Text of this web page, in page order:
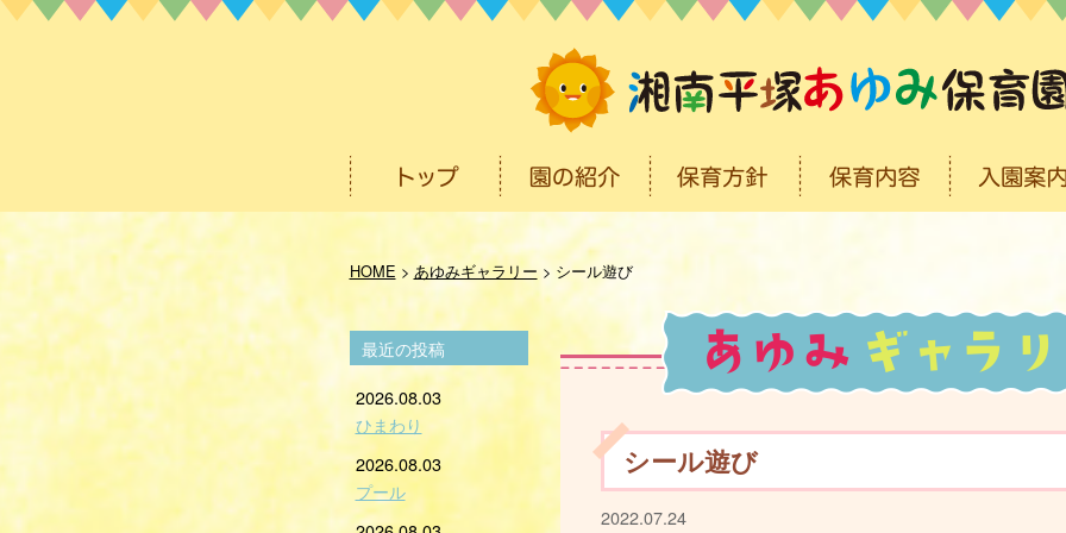
HOME > あゆみギャラリー> シール遊び
シール遊び
2022.07.24
最近の投稿
2026.08.03
ひまわり
2026.08.03
プール